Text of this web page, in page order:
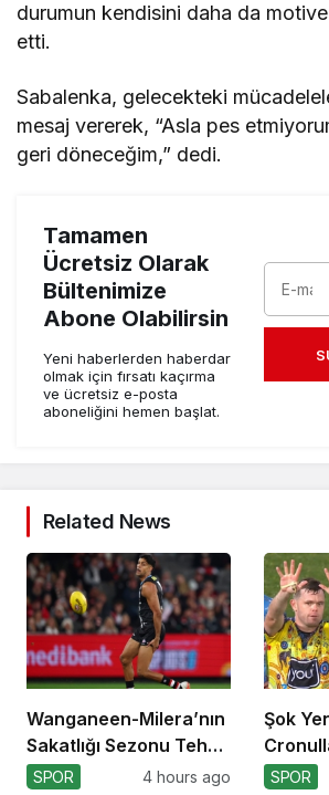
durumun kendisini daha da
etti.
Sabalenka, gelecekteki
mesaj vererek, “Asla pes
geri döneceğim,” dedi.
Tamamen
Ücretsiz Olarak
Bültenimize
Abone Olabilirsin
Yeni haberlerden haberdar
olmak için fırsatı kaçırma
ve ücretsiz e-posta
aboneliğini hemen başlat.
Related News
Wanganeen-Milera’nın
Sakatlığı Sezonu Tehdit
Ediyor
SPOR 4 hours ago
Şok
SPOR